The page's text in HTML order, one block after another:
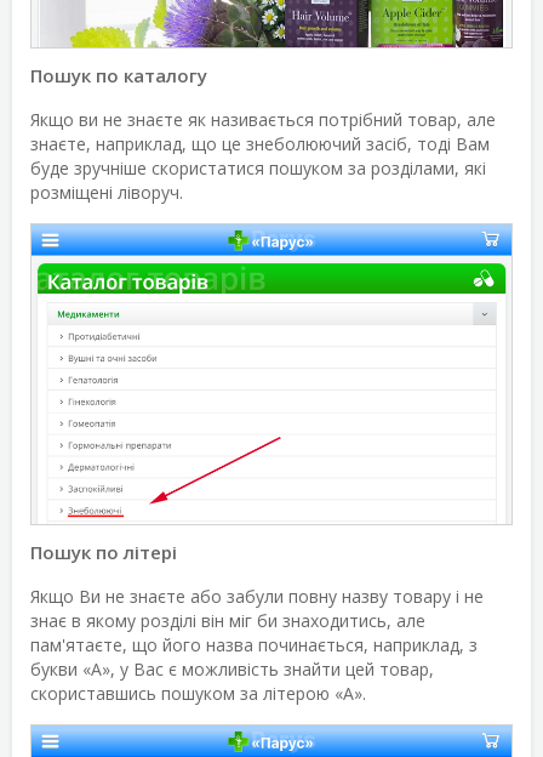
Пошук по каталогу
Якщо ви не знаєте як називається потрібний товар, але
знаєте, наприклад, що це знеболюючий засіб, тоді Вам
буде зручніше скористатися пошуком за розділами, які
розміщені ліворуч.
Пошук по літері
Якщо Ви не знаєте або забули повну назву товару і не
знає в якому розділі він міг би знаходитись, але
пам'ятаєте, що його назва починається, наприклад, з
букви «А», у Вас є можливість знайти цей товар,
скориставшись пошуком за літерою «А».